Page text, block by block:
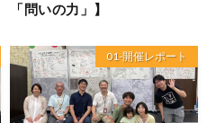
「問いの力」】
01-開催レポート